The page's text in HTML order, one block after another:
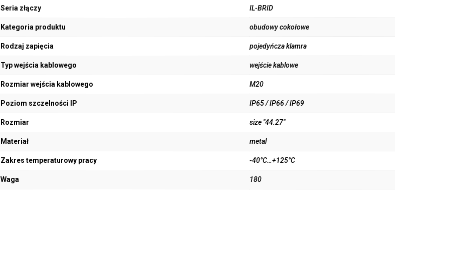
Seria złączy IL-BRID
Kategoria produktu obudowy cokołowe
Rodzaj zapięcia pojedyńcza klamra
Typ wejścia kablowego wejście kablowe
Rozmiar wejścia kablowego M20
Poziom szczelności IP IP65 / IP66 / IP69
Rozmiar size "44.27"
Materiał metal
Zakres temperaturowy pracy -40°C…+125°C
Waga 180